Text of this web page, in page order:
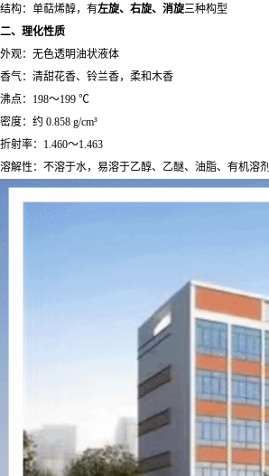
结构：单萜烯醇，有左旋、右旋、消旋三种构型
二、理化性质
外观：无色透明油状液体
香气：清甜花香、铃兰香，柔和木香
沸点：198～199 ℃
密度：约 0.858 g/cm³
折射率：1.460～1.463
溶解性：不溶于水，易溶于乙醇、乙醚、油脂、有机溶剂